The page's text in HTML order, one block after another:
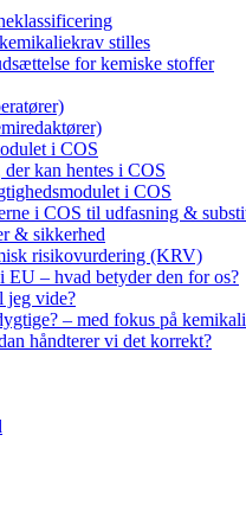
stilles
for kemiske stoffer
i COS
kan hentes i COS
i COS
i COS til udfasning &
& sikkerhed
risikovurdering (KRV)
– hvad betyder den for os?
jeg vide?
– med fokus på
håndterer vi det korrekt?